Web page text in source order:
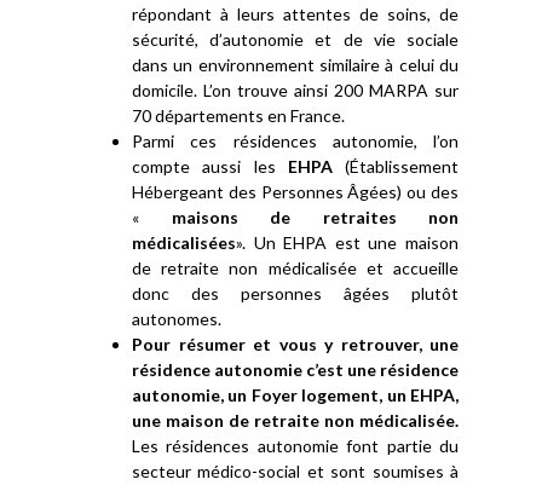
répondant à leurs attentes de soins, de
sécurité, d’autonomie et de vie sociale
dans un environnement similaire à celui du
domicile. L’on trouve ainsi 200 MARPA sur
70 départements en France.
Parmi ces résidences autonomie, l’on
compte aussi les EHPA(Établissement
Hébergeant des Personnes Âgées) ou des
« maisons de retraites non
médicalisées». Un EHPA est une maison
de retraite non médicalisée et accueille
donc des personnes âgées plutôt
autonomes.
Pour résumer et vous y retrouver, une
résidence autonomie c’est une résidence
autonomie, un Foyer logement, un EHPA,
une maison de retraite non médicalisée.
Les résidences autonomie font partie du
secteur médico-social et sont soumises à